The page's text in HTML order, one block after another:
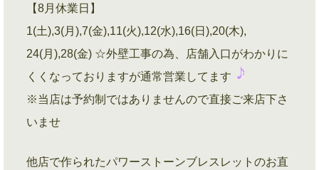
【8月休業日】
1(土),3(月),7(金),11(火),12(水),16(日),20(木),
24(月),28(金) ☆外壁工事の為、店舗入口がわかりに
くくなっておりますが通常営業してます
※当店は予約制ではありませんので直接ご来店下さ
いませ
他店で作られたパワーストーンブレスレットのお直